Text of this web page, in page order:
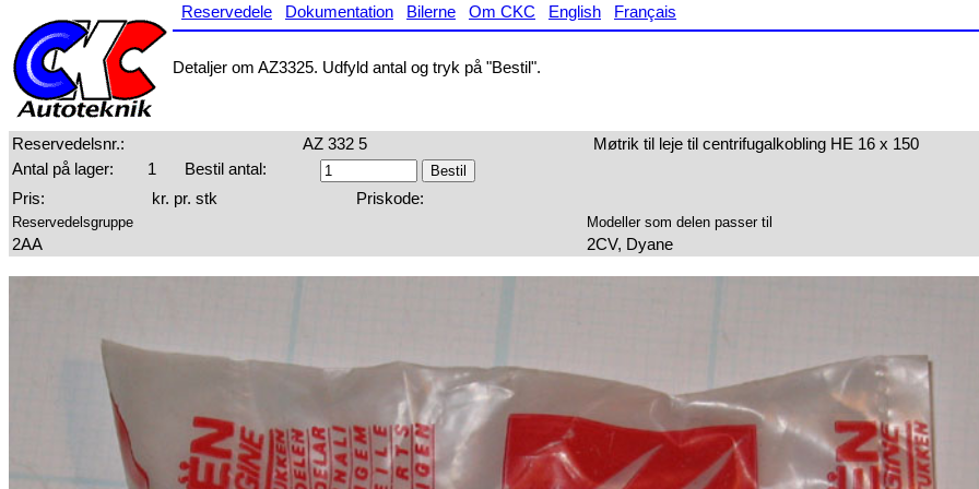
Reservedele Dokumentation Bilerne Om CKC English Français
Detaljer om AZ3325. Udfyld antal og tryk på "Bestil".
Reservedelsnr.: AZ 332 5
Møtrik til leje til centrifugalkobling HE 16 x 150
Antal på lager:
1
Bestil antal:
Pris:
kr. pr. stk Priskode:
Reservedelsgruppe Modeller som delen passer til
2AA 2CV, Dyane